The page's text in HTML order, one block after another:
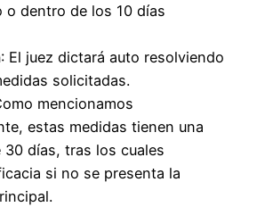
o dentro de los 10 días
: El juez dictará auto resolviendo
solicitadas.
mencionamos
estas medidas tienen una
30 días, tras los cuales
si no se presenta la